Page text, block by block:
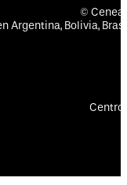
©
Bolivia,
Centro